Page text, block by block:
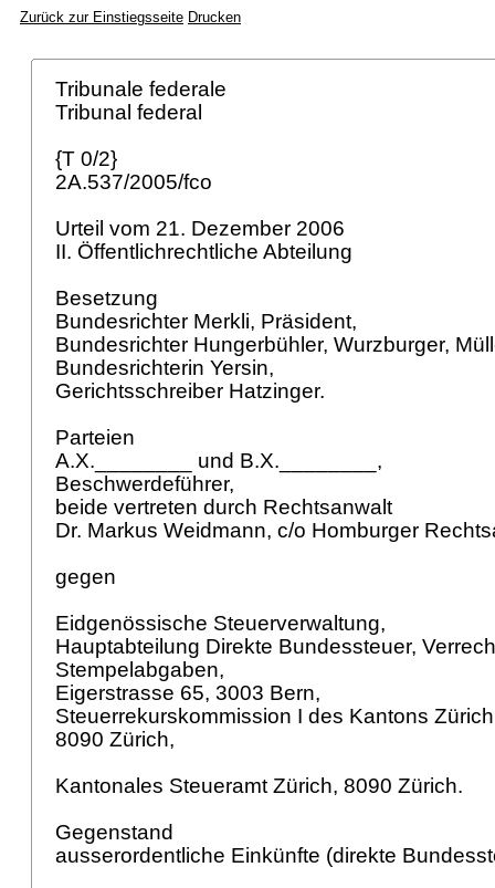
Zurück zur Einstiegsseite Drucken
Tribunale federale
Tribunal federal
{T 0/2}
2A.537/2005/fco
Urteil vom 21. Dezember 2006
II. Öffentlichrechtliche Abteilung
Besetzung
Bundesrichter Merkli, Präsident,
Bundesrichter Hungerbühler, Wurzburger,
Bundesrichterin Yersin,
Gerichtsschreiber Hatzinger.
Parteien
A.X.________ und B.X.________,
Beschwerdeführer,
beide vertreten durch Rechtsanwalt
Dr. Markus Weidmann, c/o Homburger
gegen
Eidgenössische Steuerverwaltung,
Hauptabteilung Direkte Bundessteuer,
Stempelabgaben,
Eigerstrasse 65, 3003 Bern,
Steuerrekurskommission I des Kantons
8090 Zürich,
Kantonales Steueramt Zürich, 8090 Zürich.
Gegenstand
ausserordentliche Einkünfte (direkte